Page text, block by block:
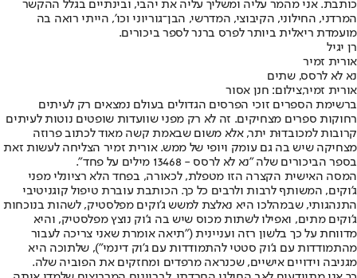
כותבת. אני מהמר עליה ומשליך עליה את יהבי, ובינתיים בגלל ההקשר
המרדני, החילוני, הקיבוצי, המדרשי, הבן־גוריוני וכו', הייתי רואה בה
מועמדת ריאלית ביותר לפרס ברנר לספר ביכורים.
רן יגיל
אורית זמיר
נא לא לרסס, שתים
אורית זמיר,צילום: חנן אסור
ברשימת הספרים זוכי הפרסים הגדולים בעולם נמצאים רק לעיתים
רחוקות ספרים מצחיקים. זה לא רק מפני שוועדות שופטים נוטות לעיתים
קרובות למכובדוּת יתר, אלא משום שבאמת קשה מאוד לכתוב פרוזה
מצחיקה שיש בה גם עומק ויופי של ממש. אורית זמיר הצליחה לעשות זאת
בספר הביכורים שלה "נא לא לרסס - 13468 מילים על פחד".
המסה האישית הקצרה הזו מטפלת, לכאורה, בפחד הלא רציונלי מפני
ג'וקים, המשותף לרבות ולרבים כל כך. הכותבת עוברת טיפול קוגניטיבי
התנהגותי, שבמהלכו היא נאלצת למשש ג'וקים מפלסטיק, לשהות בנוכחות
ג'וקים מתים, ואפילו לשתות מכוס שיש בה ג'וק נוצץ מפלסטיק, והיא
מדווחת על כך בלשון רזה ועניינית ("תיאה אומרת שאני צריכה לעבור
מהתמודדות עם ג'וק סטטי להתמודדות עם ג'וק דינמי"), שלתוכה היא
מגניבה וידויים אישיים, שכנראה מרפדים ומחזקים את הפוביה שלה.